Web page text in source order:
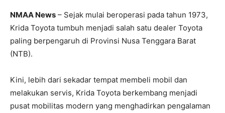
NMAA News – Sejak mulai beroperasi pada tahun 1973,
Krida Toyota tumbuh menjadi salah satu dealer Toyota
paling berpengaruh di Provinsi Nusa Tenggara Barat
(NTB).
Kini, lebih dari sekadar tempat membeli mobil dan
melakukan servis, Krida Toyota berkembang menjadi
pusat mobilitas modern yang menghadirkan pengalaman